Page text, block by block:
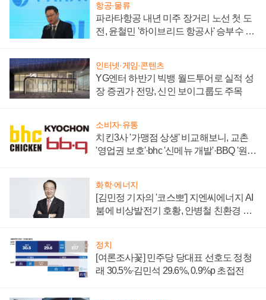
항공·물류
파라타항공 내년 미주 장거리 노선 첫 도
전, 윤철민 '하이브리드 항공사' 승부수 통
인터넷·게임·콘텐츠
YG엔터 하반기 빅뱅 월드투어로 실적 성
장 증권가 전망, 신인 보이그룹도 주목
소비자·유통
치킨3사 '가맹점 상생' 비교해보니, 교촌
'영업권 보호'·bhc '신메뉴 개발'·BBQ '원가
화학·에너지
[김민정 기자의 '코스뽀'] 지엔씨에너지 AI
붐에 비상발전기 호황, 안병철 친환경 에
정치
[여론조사꽃] 민주당 당대표 선호도 정청
래 30.5%·김민석 29.6%, 0.9%p 초접전